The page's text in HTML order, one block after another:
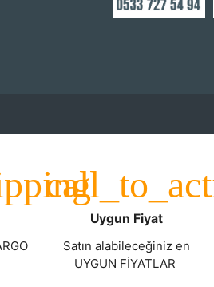
Uygun Fiyat
Satın alabileceğiniz en
UYGUN FİYATLAR